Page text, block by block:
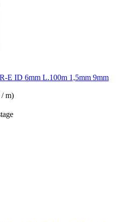
E ID 6mm L.100m 1,5mm 9mm
m)